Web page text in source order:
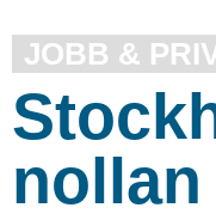
JOBB &